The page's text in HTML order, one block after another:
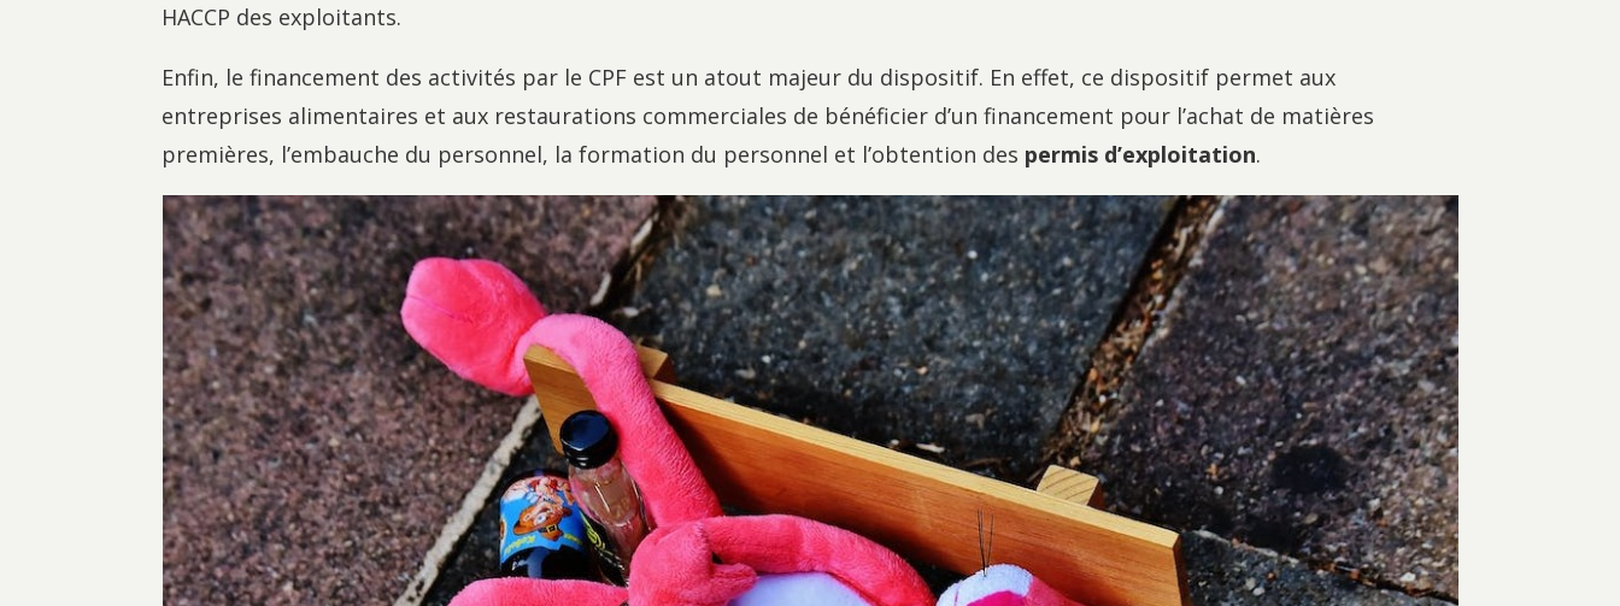
HACCP des exploitants.
Enfin, le financement des activités par le CPF est un atout majeur du dispositif. En effet, ce dispositif permet aux
entreprises alimentaires et aux restaurations commerciales de bénéficier d’un financement pour l’achat de matières
premières, l’embauche du personnel, la formation du personnel et l’obtention des permis d’exploitation.